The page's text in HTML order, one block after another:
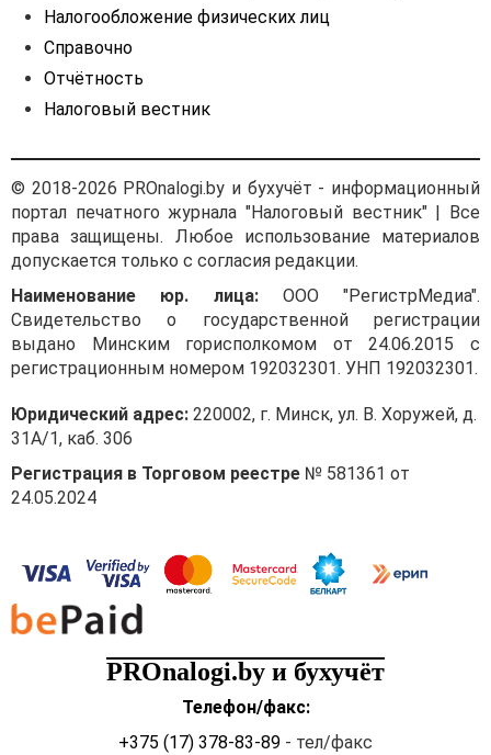
Налогообложение физических лиц
Справочно
Отчётность
Налоговый вестник
© 2018-2026 PROnalogi.by и бухучёт - информационный
портал печатного журнала "Налоговый вестник" | Все
права защищены. Любое использование материалов
допускается только с согласия редакции.
Наименование юр. лица:ООО "РегистрМедиа".
Свидетельство о государственной регистрации
выдано Минским горисполкомом от 24.06.2015 с
регистрационным номером 192032301. УНП 192032301.
Юридический адрес: 220002, г. Минск, ул. В. Хоружей, д.
31А/1, каб. 306
Регистрация в Торговом реестре № 581361 от
24.05.2024
PROnalogi.by и бухучёт
Телефон/факс:
+375 (17) 378-83-89 - тел/факс